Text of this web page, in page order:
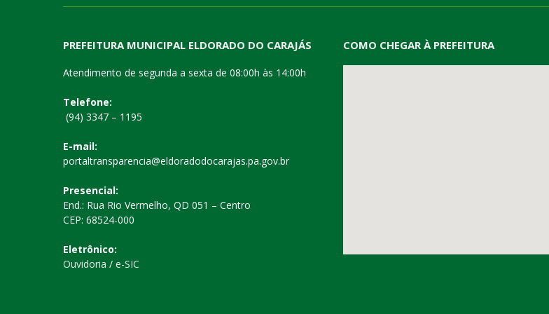
PREFEITURA MUNICIPAL ELDORADO DO CARAJÁS
Atendimento de segunda a sexta de 08:00h às 14:00h
Telefone:
(94) 3347 – 1195
E-mail:
portaltransparencia@eldoradodocarajas.pa.gov.br
Presencial:
End.: Rua Rio Vermelho, QD 051 – Centro
CEP: 68524-000
Eletrônico:
Ouvidoria / e-SIC
COMO CHEGAR À PREFEITURA